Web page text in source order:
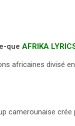
que AFRIKA
africaines divisé
camerounaise crée